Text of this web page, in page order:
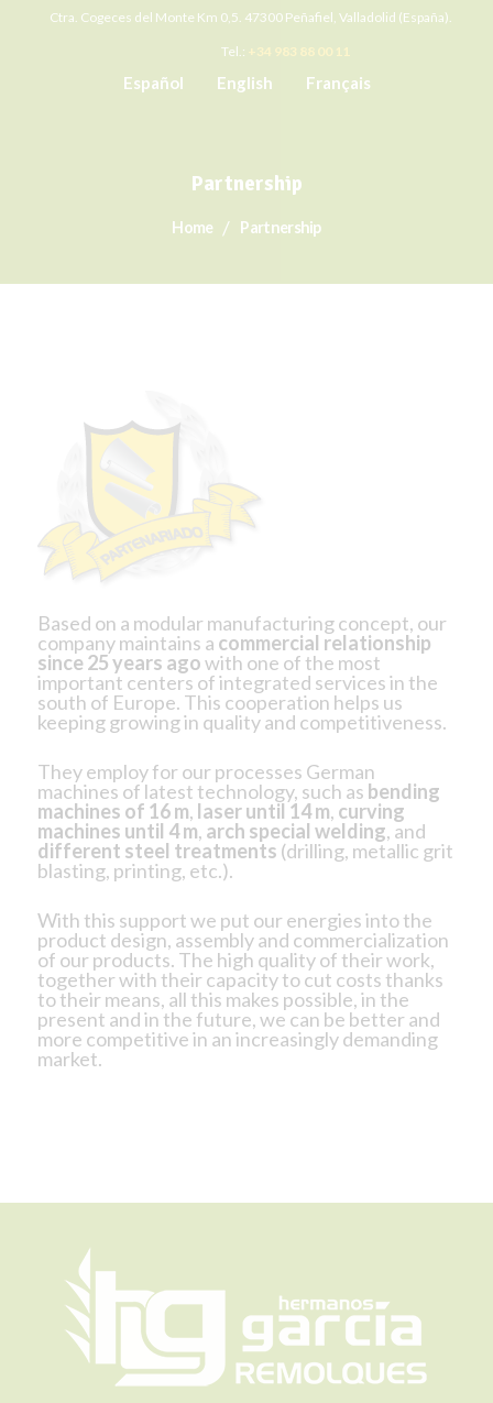
Ctra. Cogeces del Monte Km 0,5. 47300 Peñafiel, Valladolid (España).
Tel.: +34 983 88 00 11
Español English Français
Partnership
Home Partnership
Based on a modular manufacturing concept, our
company maintains a commercial relationship
since 25 years agowith one of the most
important centers of integrated services in the
south of Europe. This cooperation helps us
keeping growing in quality and competitiveness.
They employ for our processes German
machines of latest technology, such as bending
machines of 16 m, laser until 14 m, curving
machines until 4 m, arch special welding, and
different steel treatments (drilling, metallic grit
blasting, printing, etc.).
With this support we put our energies into the
product design, assembly and commercialization
of our products. The high quality of their work,
together with their capacity to cut costs thanks
to their means, all this makes possible, in the
present and in the future, we can be better and
more competitive in an increasingly demanding
market.